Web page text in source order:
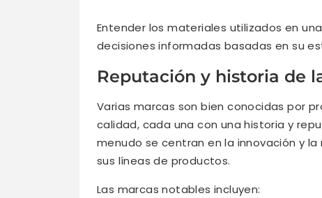
Entender los materiales utilizados en
decisiones informadas basadas en su
Reputación y historia de
Varias marcas son bien conocidas por
calidad, cada una con una historia y
menudo se centran en la innovación y
sus líneas de productos.
Las marcas notables incluyen: